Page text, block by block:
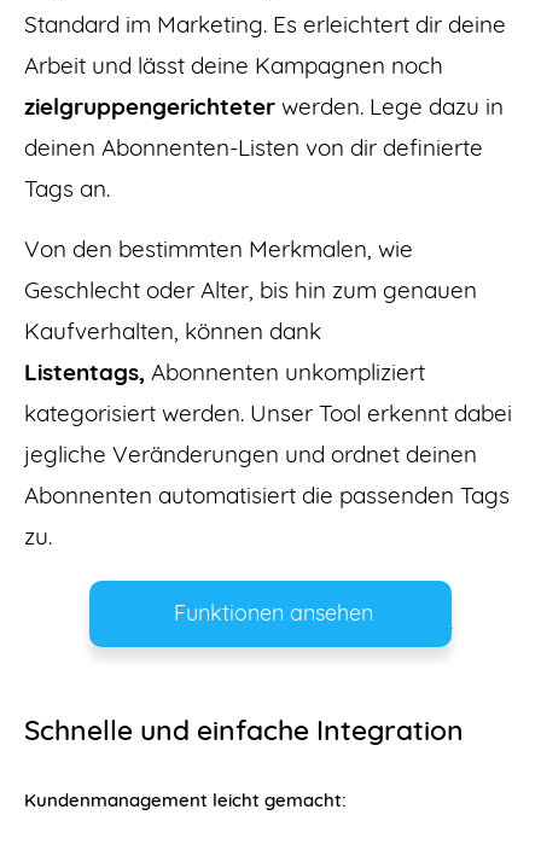
Standard im Marketing. Es erleichtert dir deine
Arbeit und lässt deine Kampagnen noch
zielgruppengerichteter werden. Lege dazu in
deinen Abonnenten-Listen von dir definierte
Tags an.
Von den bestimmten Merkmalen, wie
Geschlecht oder Alter, bis hin zum genauen
Kaufverhalten, können dank
Listentags, Abonnenten unkompliziert
kategorisiert werden. Unser Tool erkennt dabei
jegliche Veränderungen und ordnet deinen
Abonnenten automatisiert die passenden Tags
zu.
Funktionen ansehen
Schnelle und einfache Integration
Kundenmanagement leicht gemacht: